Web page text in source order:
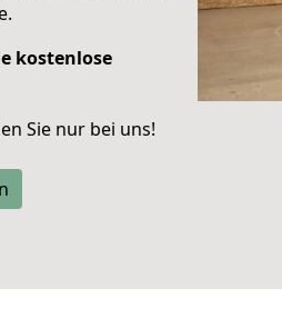
kostenlose
Sie nur bei uns!